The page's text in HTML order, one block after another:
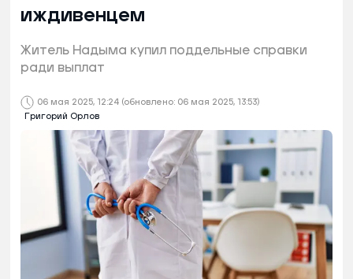
06 мая 2025, 12:24 (обновлено: 06 мая 2025, 13:53)
Григорий Орлов
иждивенцем
Житель Надыма купил поддельные справки
ради выплат